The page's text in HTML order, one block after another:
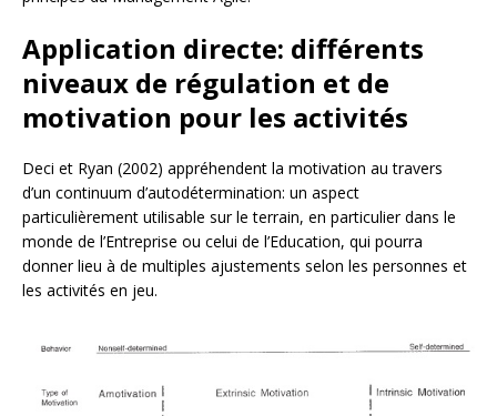
Application directe: différents
niveaux de régulation et de
motivation pour les activités
Deci et Ryan (2002) appréhendent la motivation au travers
d’un continuum d’autodétermination: un aspect
particulièrement utilisable sur le terrain, en particulier dans le
monde de l’Entreprise ou celui de l’Education, qui pourra
donner lieu à de multiples ajustements selon les personnes et
les activités en jeu.